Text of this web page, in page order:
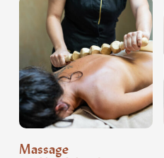
Massage